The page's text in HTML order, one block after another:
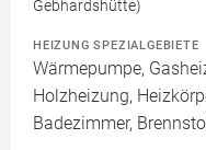
Gebhardshütte)
HEIZUNG SPEZIALGEBIETE
Wärmepumpe,
Holzheizung,
Badezimmer,